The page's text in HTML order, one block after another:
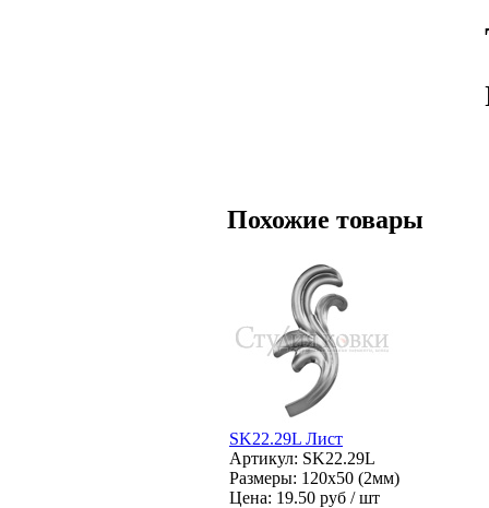
Похожие товары
SK22.29L Лист
Артикул: SK22.29L
Размеры: 120x50 (2мм)
Цена: 19.50 руб / шт